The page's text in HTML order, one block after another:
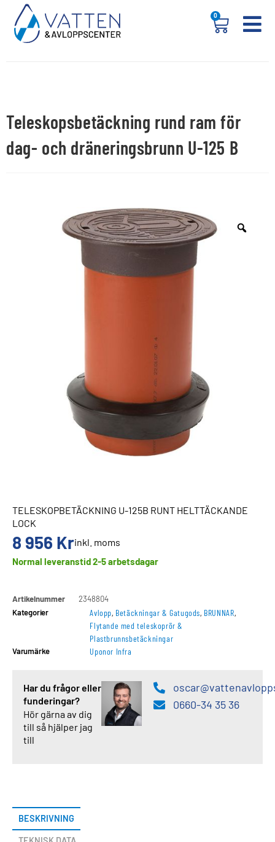
0
Teleskopsbetäckning rund ram för
dag- och dräneringsbrunn U-125 B
TELESKOPBETÄCKNING U-125B RUNT HELTTÄCKANDE
LOCK
8 956 Krinkl. moms
Normal leveranstid 2-5 arbetsdagar
Artikelnummer
2348804
Kategorier
Avlopp, Betäckningar & Gatugods, BRUNNAR,
Flytande med teleskoprör &
Plastbrunnsbetäckningar
Varumärke Uponor Infra
Har du frågor eller
funderingar?
Hör gärna av dig
till så hjälper jag
till
0660-34 35 36
BESKRIVNING